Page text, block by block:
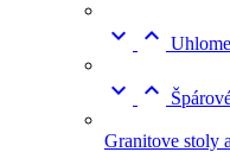
 
 
Granitove stoly